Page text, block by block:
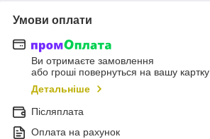
Умови оплати
Ви отримаєте замовлення
або гроші повернуться на вашу картку
Детальніше
Післяплата
Оплата на рахунок